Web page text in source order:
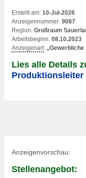
Erstellt am: 10-Jul-2026
Anzeigennummer: 9087
Region: Großraum
Arbeitsbeginn: 08.10.2023
Anzeigenart: „Gewerbliche
Lies alle Details
Produktionsleiter
Anzeigenvorschau:
Stellenangebot: